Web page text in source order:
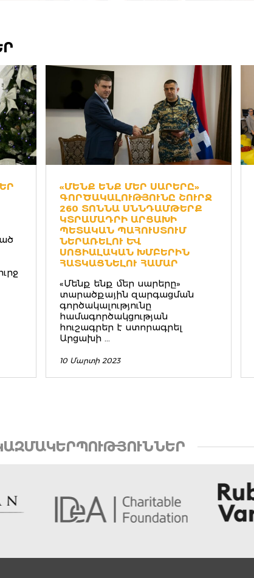
«ՄԵՆՔ ԵՆՔ ՄԵՐ ՍԱՐԵՐԸ»
ԳՈՐԾԱԿԱԼՈՒԹՅՈՒՆԸ ՇՈՒՐՋ
260 ՏՈՆՆԱ ՍՆՆԴԱՄԹԵՐՔ
ԿՏՐԱՄԱԴՐԻ ԱՐՑԱԽԻ
ՊԵՏԱԿԱՆ ՊԱՀՈՒՍՏՈՒՄ
ՆԵՐԱՌԵԼՈՒ ԵՒ
ՍՈՑԻԱԼԱԿԱՆ ԽՄԲԵՐԻՆ
ՀԱՏԿԱՑՆԵԼՈՒ ՀԱՄԱՐ
«Մենք ենք մեր սարերը»
տարածքային զարգացման
գործակալությունը
համագործակցության
հուշագրեր է ստորագրել
Արցախի ...
10 Մարտի 2023